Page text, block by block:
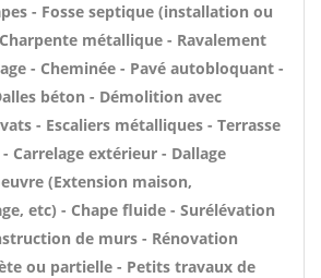
- Fosse septique (installation ou
métallique - Ravalement
- Cheminée - Pavé autobloquant -
béton - Démolition avec
- Escaliers métalliques - Terrasse
Carrelage extérieur - Dallage
(Extension maison,
etc) - Chape fluide - Surélévation
de murs - Rénovation
ou partielle - Petits travaux de